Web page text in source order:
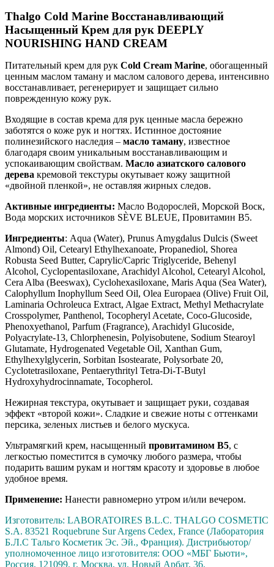
Thalgo Cold Marine Восстанавливающий
Насыщенный Крем для рук DEEPLY
NOURISHING HAND CREAM
Питательный крем для рук Cold Cream Marine, обогащенный
ценным маслом таману и маслом салового дерева, интенсивно
восстанавливает, регенерирует и защищает сильно
поврежденную кожу рук.
Входящие в состав крема для рук ценные масла бережно
заботятся о коже рук и ногтях. Истинное достояние
полинезийского наследия – масло таману, известное
благодаря своим уникальным восстанавливающим и
успокаивающим свойствам. Масло азиатского салового
дерева кремовой текстуры окутывает кожу защитной
«двойной пленкой», не оставляя жирных следов.
Активные ингредиенты: Масло Водорослей, Морской Воск,
Вода морских источников SÈVE BLEUE, Провитамин B5.
Ингредиенты: Aqua (Water), Prunus Amygdalus Dulcis (Sweet
Almond) Oil, Cetearyl Ethylhexanoate, Propanediol, Shorea
Robusta Seed Butter, Caprylic/Capric Triglyceride, Behenyl
Alcohol, Cyclopentasiloxane, Arachidyl Alcohol, Cetearyl Alcohol,
Cera Alba (Beeswax), Cyclohexasiloxane, Maris Aqua (Sea Water),
Calophyllum Inophyllum Seed Oil, Olea Europaea (Olive) Fruit Oil,
Laminaria Ochroleuca Extract, Algae Extract, Methyl Methacrylate
Crosspolymer, Panthenol, Tocopheryl Acetate, Coco-Glucoside,
Phenoxyethanol, Parfum (Fragrance), Arachidyl Glucoside,
Polyacrylate-13, Chlorphenesin, Polyisobutene, Sodium Stearoyl
Glutamate, Hydrogenated Vegetable Oil, Xanthan Gum,
Ethylhexylglycerin, Sorbitan Isostearate, Polysorbate 20,
Cyclotetrasiloxane, Pentaerythrityl Tetra-Di-T-Butyl
Hydroxyhydrocinnamate, Tocopherol.
Нежирная текстура, окутывает и защищает руки, создавая
эффект «второй кожи». Сладкие и свежие ноты с оттенками
персика, зеленых листьев и белого мускуса.
Ультрамягкий крем, насыщенный провитамином B5, с
легкостью поместится в сумочку любого размера, чтобы
подарить вашим рукам и ногтям красоту и здоровье в любое
удобное время.
Применение: Нанести равномерно утром и/или вечером.
Изготовитель: LABORATOIRES B.L.C. THALGO COSMETIC
S.A. 83521 Roquebrune Sur Argens Cedex, France (Лаборатория
Б.Л.С Тальго Косметик Эс. Эй., Франция). Дистрибьютор/
уполномоченное лицо изготовителя: ООО «МБГ Бьюти»,
Россия, 121099, г. Москва, ул. Новый Арбат, 36.